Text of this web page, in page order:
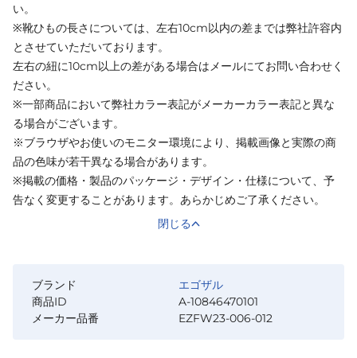
い。
※靴ひもの長さについては、左右10cm以内の差までは弊社許容内
とさせていただいております。
左右の紐に10cm以上の差がある場合はメールにてお問い合わせく
ださい。
※一部商品において弊社カラー表記がメーカーカラー表記と異な
る場合がございます。
※ブラウザやお使いのモニター環境により、掲載画像と実際の商
品の色味が若干異なる場合があります。
※掲載の価格・製品のパッケージ・デザイン・仕様について、予
告なく変更することがあります。あらかじめご了承ください。
閉じる
ブランド
エゴザル
商品ID
A-10846470101
メーカー品番
EZFW23-006-012